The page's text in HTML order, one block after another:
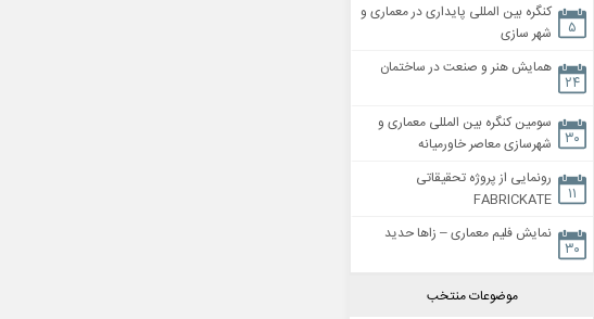
۵
کنگره بین المللی پایداری در معماری و
شهر سازی
۲۴
همایش هنر و صنعت در ساختمان
۳۰
سومین کنگره بین المللی معماری و
شهرسازی معاصر خاورمیانه
۱۱
رونمایی از پروژه تحقیقاتی
FABRICKATE
۳۰
نمایش فلیم معماری – زاها حدید
موضوعات منتخب